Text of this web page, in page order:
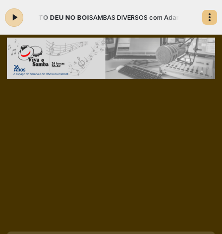
DEU NO BOISAMBAS DIVERSOS com Adamastor o Locutor das